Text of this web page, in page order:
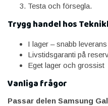
Testa och försegla.
Trygg handel hos
I lager – snabb leverans
Livstidsgaranti på
Eget lager och grossist
Vanliga frågor
Passar delen Samsung